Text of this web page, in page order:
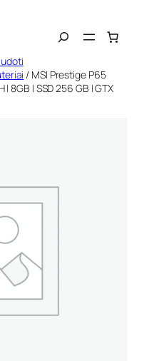
Search
/ MSI Prestige P65
| 8GB | SSD 256 GB | GTX